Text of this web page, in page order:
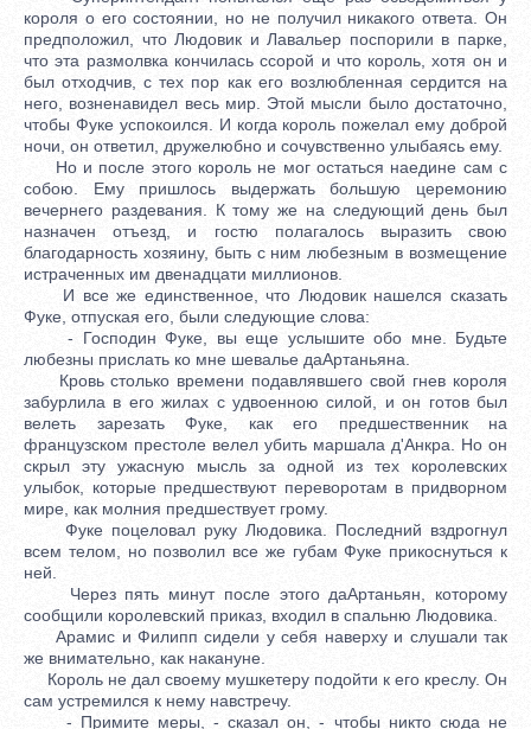
короля о его состоянии, но не получил никакого ответа. Он
предположил, что Людовик и Лавальер поспорили в парке,
что эта размолвка кончилась ссорой и что король, хотя он и
был отходчив, с тех пор как его возлюбленная сердится на
него, возненавидел весь мир. Этой мысли было достаточно,
чтобы Фуке успокоился. И когда король пожелал ему доброй
ночи, он ответил, дружелюбно и сочувственно улыбаясь ему.
Но и после этого король не мог остаться наедине сам с
собою. Ему пришлось выдержать большую церемонию
вечернего раздевания. К тому же на следующий день был
назначен отъезд, и гостю полагалось выразить свою
благодарность хозяину, быть с ним любезным в возмещение
истраченных им двенадцати миллионов.
И все же единственное, что Людовик нашелся сказать
Фуке, отпуская его, были следующие слова:
- Господин Фуке, вы еще услышите обо мне. Будьте
любезны прислать ко мне шевалье даАртаньяна.
Кровь столько времени подавлявшего свой гнев короля
забурлила в его жилах с удвоенною силой, и он готов был
велеть зарезать Фуке, как его предшественник на
французском престоле велел убить маршала д'Анкра. Но он
скрыл эту ужасную мысль за одной из тех королевских
улыбок, которые предшествуют переворотам в придворном
мире, как молния предшествует грому.
Фуке поцеловал руку Людовика. Последний вздрогнул
всем телом, но позволил все же губам Фуке прикоснуться к
ней.
Через пять минут после этого даАртаньян, которому
сообщили королевский приказ, входил в спальню Людовика.
Арамис и Филипп сидели у себя наверху и слушали так
же внимательно, как накануне.
Король не дал своему мушкетеру подойти к его креслу. Он
сам устремился к нему навстречу.
- Примите меры, - сказал он, - чтобы никто сюда не